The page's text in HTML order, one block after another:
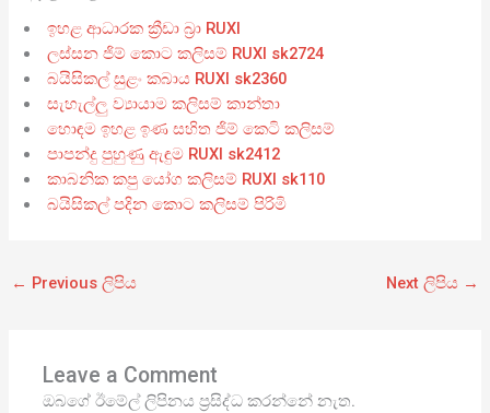
ඉහළ ආධාරක ක්‍රීඩා බ්‍රා RUXI
ලස්සන ජිම් කොට කලිසම් RUXI sk2724
බයිසිකල් සුළං කබාය RUXI sk2360
සැහැල්ලු ව්‍යායාම කලිසම් කාන්තා
හොඳම ඉහළ ඉණ සහිත ජිම් කෙටි කලිසම්
පාපන්දු පුහුණු ඇඳුම RUXI sk2412
කාබනික කපු යෝග කලිසම් RUXI sk110
බයිසිකල් පදින කොට කලිසම් පිරිමි
← Previous ලිපිය Next ලිපිය →
Leave a Comment
ඔබගේ ඊමේල් ලිපිනය ප්‍රසිද්ධ කරන්නේ නැත.